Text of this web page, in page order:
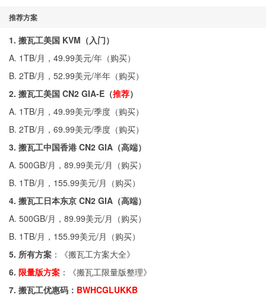
推荐方案
1. 搬瓦工美国 KVM（入门）
A. 1TB/月，49.99美元/年（购买）
B. 2TB/月，52.99美元/半年（购买）
2. 搬瓦工美国 CN2 GIA-E（推荐）
A. 1TB/月，49.99美元/季度（购买）
B. 2TB/月，69.99美元/季度（购买）
3. 搬瓦工中国香港 CN2 GIA（高端）
A. 500GB/月，89.99美元/月（购买）
B. 1TB/月，155.99美元/月（购买）
4. 搬瓦工日本东京 CN2 GIA（高端）
A. 500GB/月，89.99美元/月（购买）
B. 1TB/月，155.99美元/月（购买）
5. 所有方案 ：《搬瓦工方案大全》
6. 限量版方案 ：《搬瓦工限量版整理》
7. 搬瓦工优惠码： BWHCGLUKKB